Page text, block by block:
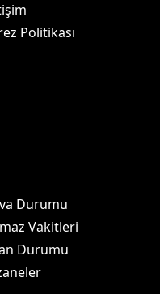
Politikası
Durumu
Vakitleri
Durumu